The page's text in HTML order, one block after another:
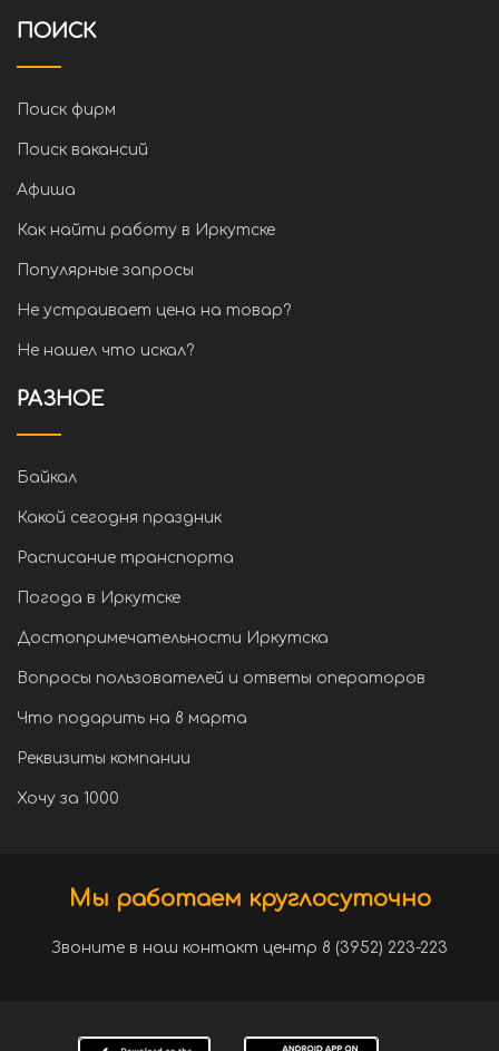
ПОИСК
Поиск фирм
Поиск вакансий
Афиша
Как найти работу в Иркутске
Популярные запросы
Не устраивает цена на товар?
Не нашел что искал?
РАЗНОЕ
Байкал
Какой сегодня праздник
Расписание транспорта
Погода в Иркутске
Достопримечательности Иркутска
Вопросы пользователей и ответы операторов
Что подарить на 8 марта
Реквизиты компании
Хочу за 1000
Мы работаем круглосуточно
Звоните в наш контакт центр 8 (3952) 223-223